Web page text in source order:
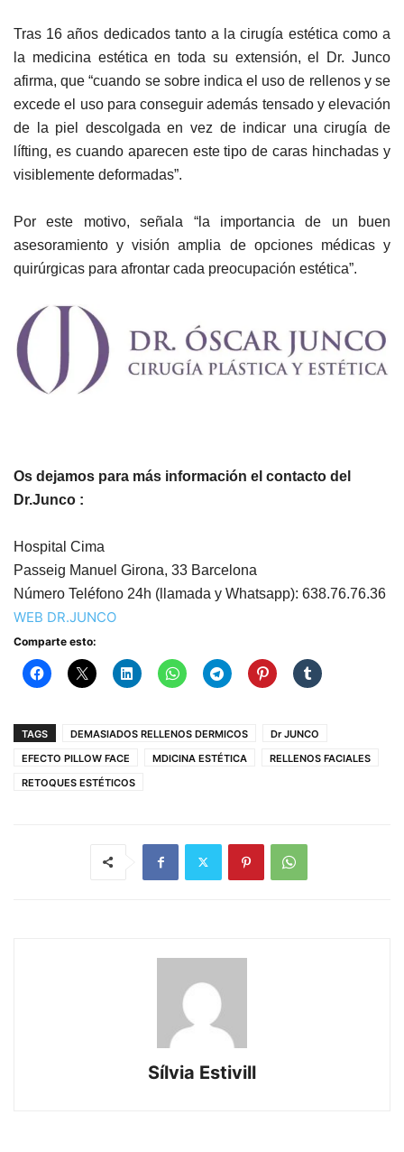
Tras 16 años dedicados tanto a la cirugía estética como a
la medicina estética en toda su extensión, el Dr. Junco
afirma, que “cuando se sobre indica el uso de rellenos y se
excede el uso para conseguir además tensado y elevación
de la piel descolgada en vez de indicar una cirugía de
lífting, es cuando aparecen este tipo de caras hinchadas y
visiblemente deformadas”.
Por este motivo, señala “la importancia de un buen
asesoramiento y visión amplia de opciones médicas y
quirúrgicas para afrontar cada preocupación estética”.
Os dejamos para más información el contacto del
Dr.Junco :
Hospital Cima
Passeig Manuel Girona, 33 Barcelona
Número Teléfono 24h (llamada y Whatsapp): 638.76.76.36
WEB DR.JUNCO
Comparte esto:
TAGS DEMASIADOS RELLENOS DERMICOS
Dr JUNCO
EFECTO PILLOW FACE
MDICINA ESTÉTICA
RELLENOS FACIALES
RETOQUES ESTÉTICOS
Sílvia Estivill